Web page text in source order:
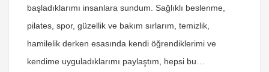
başladıklarımı insanlara sundum. Sağlıklı beslenme,
pilates, spor, güzellik ve bakım sırlarım, temizlik,
hamilelik derken esasında kendi öğrendiklerimi ve
kendime uyguladıklarımı paylaştım, hepsi bu…